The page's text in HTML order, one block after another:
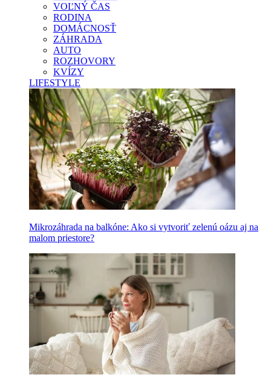
VOĽNÝ ČAS
RODINA
DOMÁCNOSŤ
ZÁHRADA
AUTO
ROZHOVORY
KVÍZY
LIFESTYLE
Mikrozáhrada na balkóne: Ako si vytvoriť zelenú oázu aj na
malom priestore?